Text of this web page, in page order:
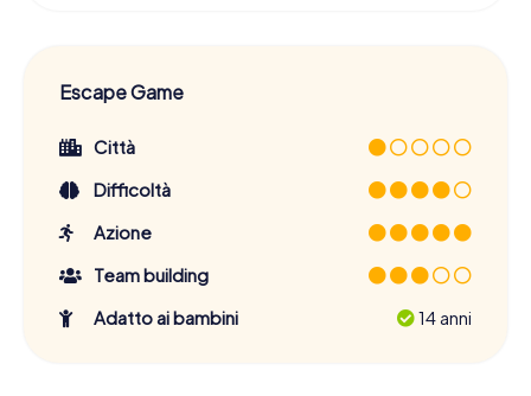
Escape Game
Città
Difficoltà
Azione
Team building
Adatto ai bambini
14 anni